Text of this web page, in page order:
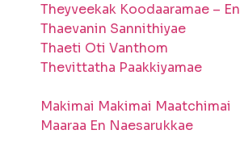
Theyveekak Koodaaramae – En
Thaevanin Sannithiyae
Thaeti Oti Vanthom
Thevittatha Paakkiyamae
Makimai Makimai Maatchimai
Maaraa En Naesarukkae